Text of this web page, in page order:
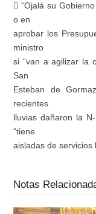
 “Ojalá su
o en
aprobar los
ministro
si “van a agilizar la
San
Esteban de
recientes
lluvias dañaron la
“tiene
aisladas de servicios
Notas